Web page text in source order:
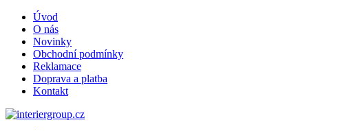
Úvod
O nás
Novinky
Obchodní podmínky
Reklamace
Doprava a platba
Kontakt